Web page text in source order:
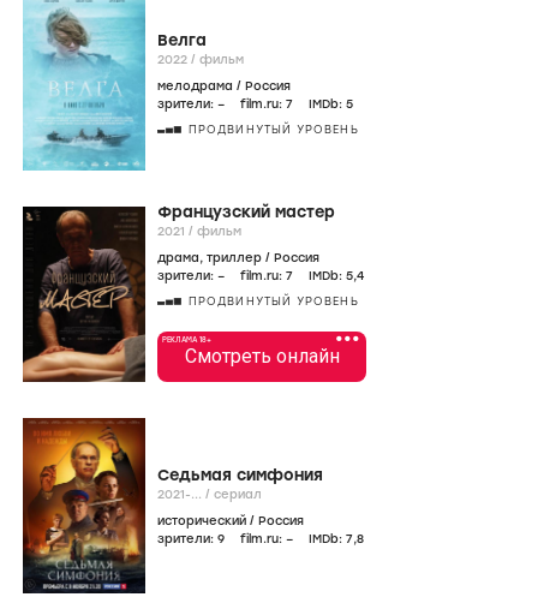
Велга
2022 / фильм
мелодрама / Россия
зрители: – film.ru: 7 IMDb: 5
ПРОДВИНУТЫЙ УРОВЕНЬ
Французский мастер
2021 / фильм
драма, триллер / Россия
зрители: – film.ru: 7 IMDb: 5,4
ПРОДВИНУТЫЙ УРОВЕНЬ
•••
РЕКЛАМА 18+
Смотреть онлайн
Седьмая симфония
2021-... / сериал
исторический / Россия
зрители: 9 film.ru: – IMDb: 7,8